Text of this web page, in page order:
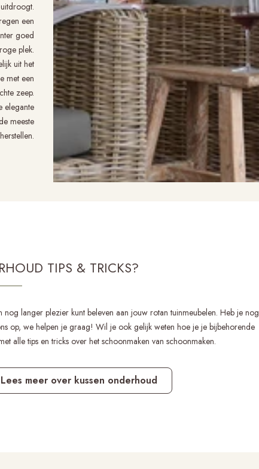
een
goed
plek.
uit het
met een
zeep.
elegante
meeste
TIPS & TRICKS?
langer plezier kunt beleven aan jouw rotan tuinmeubelen. Heb je nog
op, we helpen je graag! Wil je ook gelijk weten hoe je je bijbehorende
alle tips en tricks over het schoonmaken van schoonmaken.
Lees meer over kussen onderhoud